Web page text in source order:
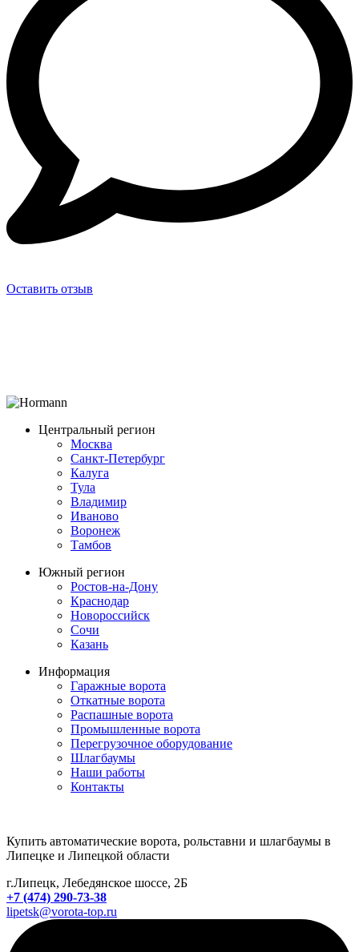
Оставить отзыв
Центральный регион
Москва
Санкт-Петербург
Калуга
Тула
Владимир
Иваново
Воронеж
Тамбов
Южный регион
Ростов-на-Дону
Краснодар
Новороссийск
Сочи
Казань
Информация
Гаражные ворота
Откатные ворота
Распашные ворота
Промышленные ворота
Перегрузочное оборудование
Шлагбаумы
Наши работы
Контакты
Купить автоматические ворота, рольставни и шлагбаумы в
Липецке и Липецкой области
г.Липецк, Лебедянское шоссе, 2Б
+7 (474) 290-73-38
lipetsk@vorota-top.ru